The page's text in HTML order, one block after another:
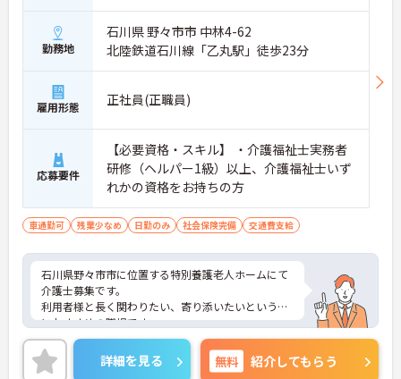
勤務地
石川県 野々市市 中林4-62
北陸鉄道石川線「乙丸駅」徒歩23分
雇用形態 正社員(正職員)
応募要件
【必要資格・スキル】 ・介護福祉士実務者
研修（ヘルパー1級）以上、介護福祉士いず
れかの資格をお持ちの方
車通勤可 残業少なめ 日勤のみ 社会保険完備 交通費支給
石川県野々市市に位置する特別養護老人ホームにて
介護士募集です。
利用者様と長く関わりたい、寄り添いたいという方
におすすめの職場です。
ご興味のある方には、面接対策ポイントなど、さら
に詳細をお話いたしますので、お気軽にご相談くだ
さい。
詳細を見る 無料 紹介してもらう